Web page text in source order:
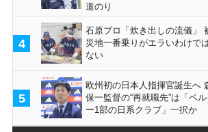
道のり
4
石原プロ「炊き出しの流儀」
災地一番乗りがエラいわけで
ない
5
欧州初の日本人指揮官誕生へ
保一監督の“再就職先”は「ベ
ー1部の日系クラブ」一択か